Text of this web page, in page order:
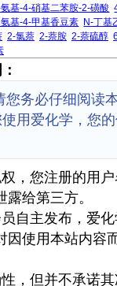
基-4-硝基二苯胺-2-磺酸
基-4-甲基香豆素 N-丁基
2-氯萘 2-萘胺 2-萘硫醇
您务必仔细阅读
用爱化学，您
，您注册的用
给第三方。
自主发布，爱
使用本站内容
，但并不承诺